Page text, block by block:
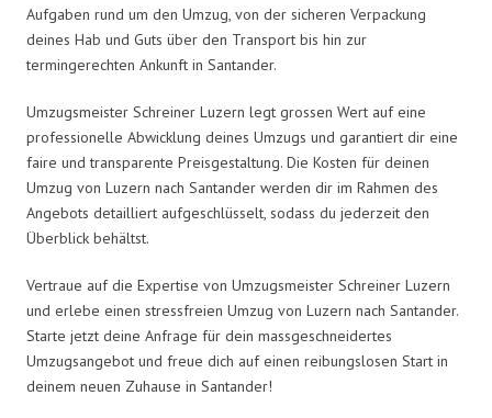
Aufgaben rund um den Umzug, von der sicheren Verpackung
deines Hab und Guts über den Transport bis hin zur
termingerechten Ankunft in Santander.
Umzugsmeister Schreiner Luzern legt grossen Wert auf eine
professionelle Abwicklung deines Umzugs und garantiert dir eine
faire und transparente Preisgestaltung. Die Kosten für deinen
Umzug von Luzern nach Santander werden dir im Rahmen des
Angebots detailliert aufgeschlüsselt, sodass du jederzeit den
Überblick behältst.
Vertraue auf die Expertise von Umzugsmeister Schreiner Luzern
und erlebe einen stressfreien Umzug von Luzern nach Santander.
Starte jetzt deine Anfrage für dein massgeschneidertes
Umzugsangebot und freue dich auf einen reibungslosen Start in
deinem neuen Zuhause in Santander!